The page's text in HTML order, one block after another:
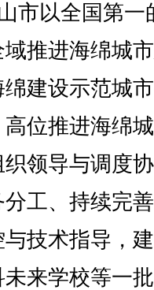
以全国第一
推进海绵城
建设示范城
位推进海绵
领导与调度
工、持续完
技术指导，
来学校等一